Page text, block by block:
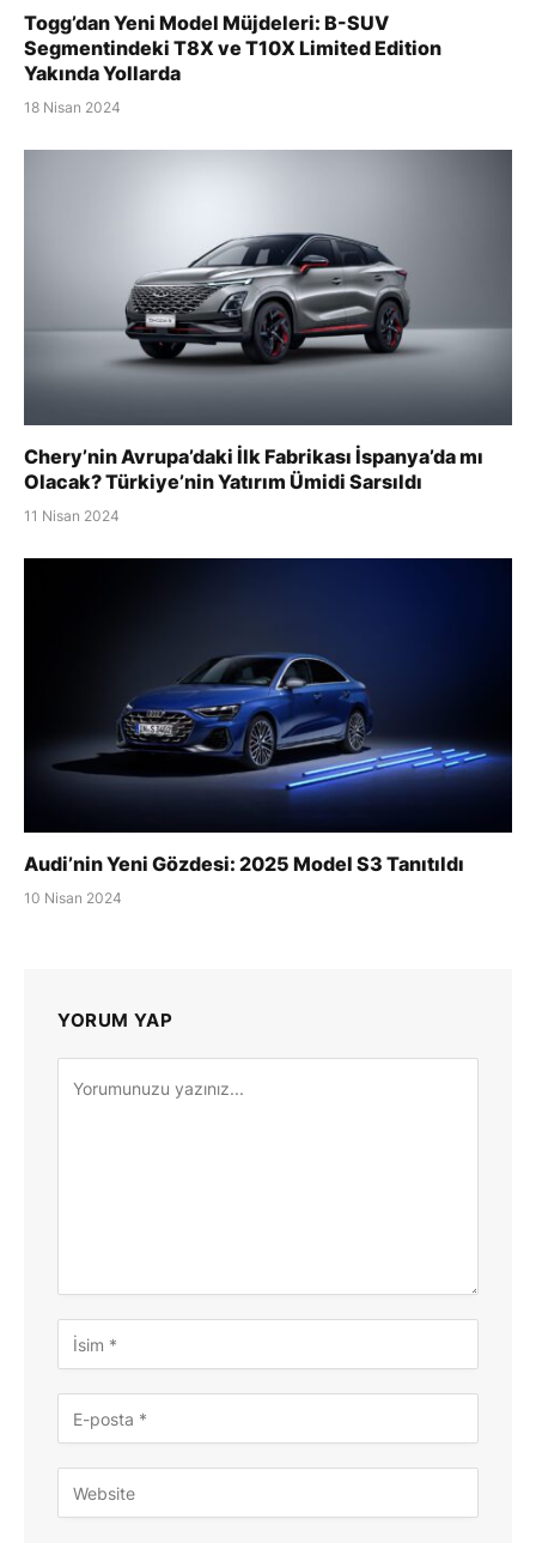
Togg’dan Yeni Model Müjdeleri: B-SUV
Segmentindeki T8X ve T10X Limited Edition
Yakında Yollarda
18 Nisan 2024
Chery’nin Avrupa’daki İlk Fabrikası İspanya’da mı
Olacak? Türkiye’nin Yatırım Ümidi Sarsıldı
11 Nisan 2024
Audi’nin Yeni Gözdesi: 2025 Model S3 Tanıtıldı
10 Nisan 2024
YORUM YAP